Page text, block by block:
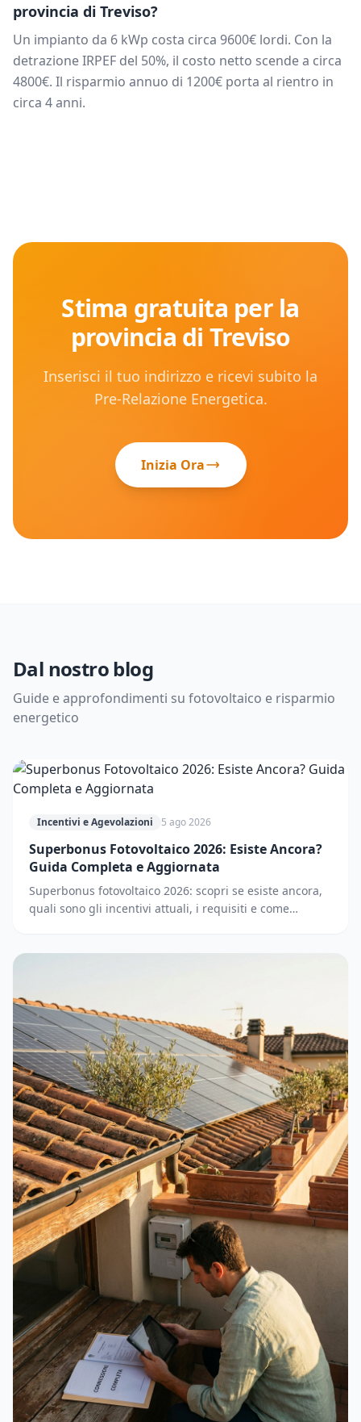
provincia di Treviso?
Un impianto da 6 kWp costa circa 9600€ lordi. Con la
detrazione IRPEF del 50%, il costo netto scende a circa
4800€. Il risparmio annuo di 1200€ porta al rientro in
circa 4anni.
Stima gratuita per la
provincia di Treviso
Inserisci il tuo indirizzo e ricevi subito la
Pre-Relazione Energetica.
Inizia Ora
Dal nostro blog
Guide e approfondimenti su fotovoltaico e risparmio
energetico
Incentivi e Agevolazioni 5 ago 2026
Superbonus Fotovoltaico 2026: Esiste Ancora?
Guida Completa e Aggiornata
Superbonus fotovoltaico 2026: scopri se esiste ancora,
quali sono gli incentivi attuali, i requisiti e come